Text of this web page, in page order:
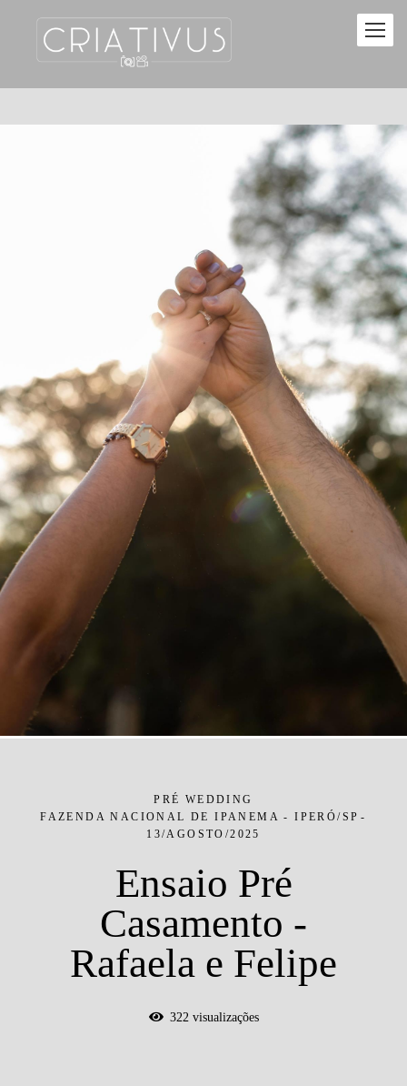
PRÉ WEDDING
FAZENDA NACIONAL DE IPANEMA - IPERÓ/SP
13/AGOSTO/2025
Ensaio Pré
Casamento -
Rafaela e Felipe
322visualizações